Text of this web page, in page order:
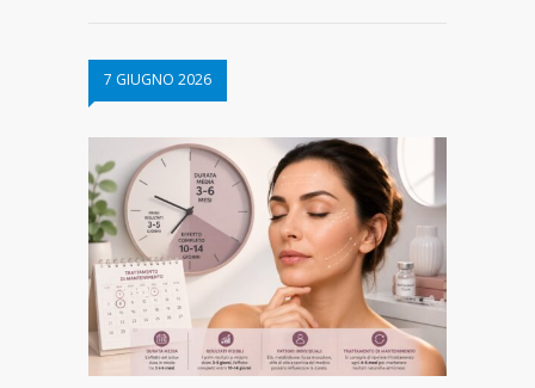
7 GIUGNO 2026